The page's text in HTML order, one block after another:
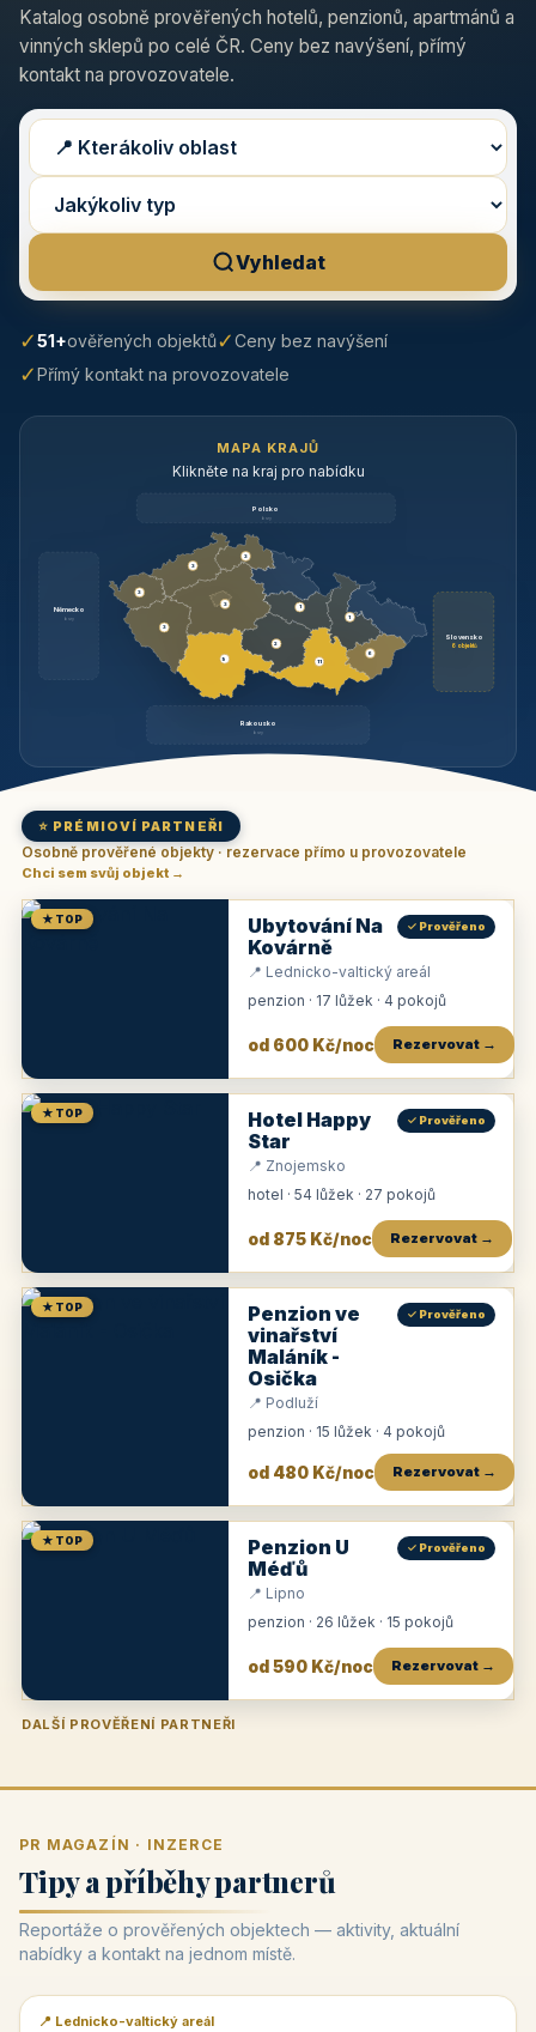
Katalog osobně prověřených hotelů, penzionů, apartmánů a
vinných sklepů po celé ČR. Ceny bez navýšení, přímý
kontakt na provozovatele.
Vyhledat
✓51+ověřených objektů✓Ceny bez navýšení
✓Přímý kontakt na provozovatele
MAPA KRAJŮ
Klikněte na kraj pro nabídku
Polsko
brzy
Německo
brzy
Slovensko
6 objektů
Rakousko
brzy
3
9
3
3
3
3
1
2
11
1
6
⭐ PRÉMIOVÍ PARTNEŘI
Osobně prověřené objekty · rezervace přímo u provozovatele
Chci sem svůj objekt →
★ TOP
Ubytování Na
Kovárně
✓ Prověřeno
📍 Lednicko-valtický areál
penzion · 17 lůžek · 4 pokojů
od 600 Kč/noc Rezervovat →
★ TOP
Hotel Happy
Star
✓ Prověřeno
📍 Znojemsko
hotel · 54 lůžek · 27 pokojů
od 875 Kč/noc Rezervovat →
★ TOP
Penzion ve
vinařství
Maláník -
Osička
✓ Prověřeno
📍 Podluží
penzion · 15 lůžek · 4 pokojů
od 480 Kč/noc Rezervovat →
★ TOP
Penzion U
Méďů
✓ Prověřeno
📍 Lipno
penzion · 26 lůžek · 15 pokojů
od 590 Kč/noc Rezervovat →
DALŠÍ PROVĚŘENÍ PARTNEŘI
Penzion U Zámku Pension Faber
PR MAGAZÍN · INZERCE
Tipy a příběhy partnerů
Reportáže o prověřených objektech — aktivity, aktuální
nabídky a kontakt na jednom místě.
📰 PR článek
📍 Lednicko-valtický areál